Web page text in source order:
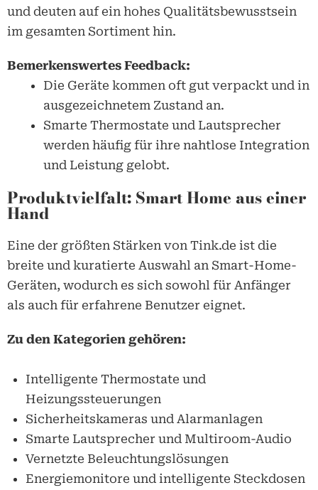
und deuten auf ein hohes Qualitätsbewusstsein
im gesamten Sortiment hin.
Bemerkenswertes Feedback:
Die Geräte kommen oft gut verpackt und in
ausgezeichnetem Zustand an.
Smarte Thermostate und Lautsprecher
werden häufig für ihre nahtlose Integration
und Leistung gelobt.
Produktvielfalt: Smart Home aus einer
Hand
Eine der größten Stärken von Tink.de ist die
breite und kuratierte Auswahl an Smart-Home-
Geräten, wodurch es sich sowohl für Anfänger
als auch für erfahrene Benutzer eignet.
Zu den Kategorien gehören:
Intelligente Thermostate und
Heizungssteuerungen
Sicherheitskameras und Alarmanlagen
Smarte Lautsprecher und Multiroom-Audio
Vernetzte Beleuchtungslösungen
Energiemonitore und intelligente Steckdosen